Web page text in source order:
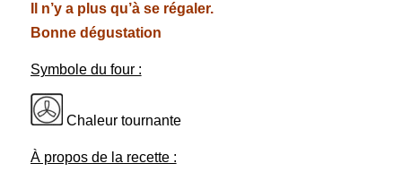
Il n’y a plus qu’à se régaler.
Bonne dégustation
Symbole du four :
Chaleur tournante
À propos de la recette :